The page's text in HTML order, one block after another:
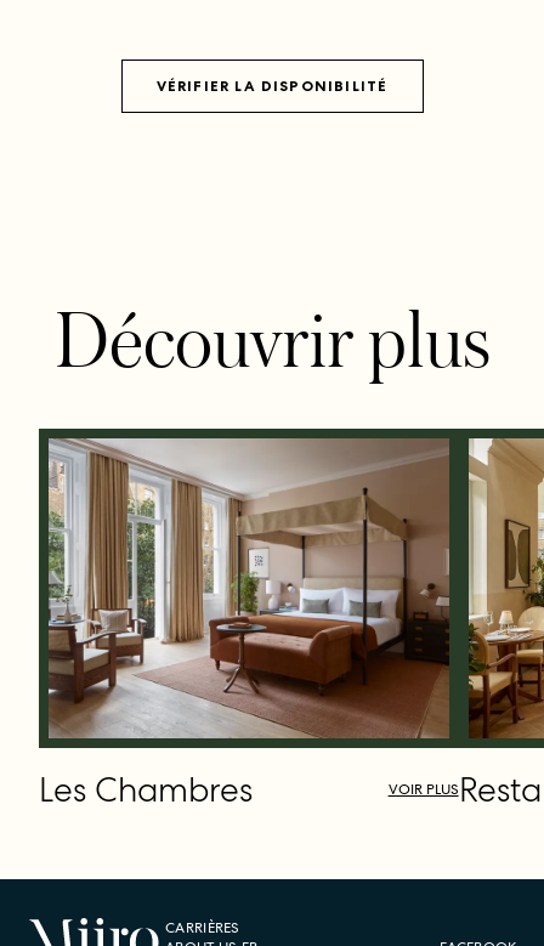
VÉRIFIER LA DISPONIBILITÉ
Découvrir plus
Les Chambres VOIR PLUS
CARRIÈRES